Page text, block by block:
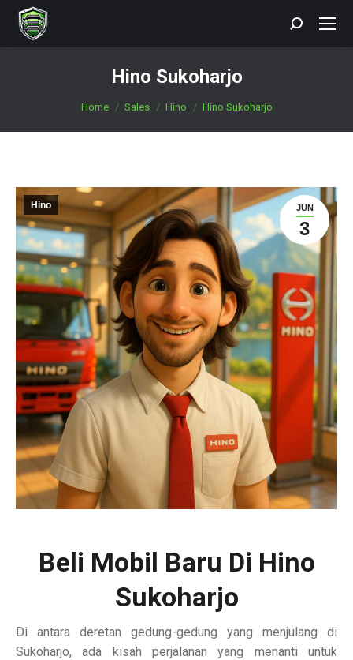
Search:
Hino Sukoharjo
You are here:
Home Sales Hino Hino Sukoharjo
JUN
3
Hino
Beli Mobil Baru Di Hino
Sukoharjo
Di antara deretan gedung-gedung yang menjulang di
Sukoharjo, ada kisah perjalanan yang menanti untuk